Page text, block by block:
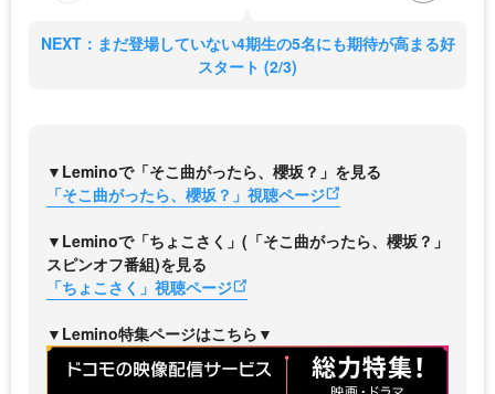
NEXT：まだ登場していない4期生の5名にも期待が高まる好
スタート (2/3)
▼Leminoで「そこ曲がったら、櫻坂？」を見る
「そこ曲がったら、櫻坂？」視聴ページ
▼Leminoで「ちょこさく」(「そこ曲がったら、櫻坂？」
スピンオフ番組)を見る
「ちょこさく」視聴ページ
▼Lemino特集ページはこちら▼